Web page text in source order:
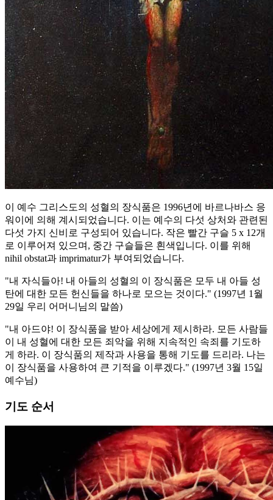
이 예수 그리스도의 성혈의 장식품은 1996년에 바르나바스 응
워이에 의해 계시되었습니다. 이는 예수의 다섯 상처와 관련된
다섯 가지 신비로 구성되어 있습니다. 작은 빨간 구슬 5 x 12개
로 이루어져 있으며, 중간 구슬들은 흰색입니다. 이를 위해
nihil obstat과 imprimatur가 부여되었습니다.
"내 자식들아! 내 아들의 성혈의 이 장식품은 모두 내 아들 성
탄에 대한 모든 헌신들을 하나로 모으는 것이다." (1997년 1월
29일 우리 어머니님의 말씀)
"내 아드야! 이 장식품을 받아 세상에게 제시하라. 모든 사람들
이 내 성혈에 대한 모든 죄악을 위해 지속적인 속죄를 기도하
게 하라. 이 장식품의 제작과 사용을 통해 기도를 드리라. 나는
이 장식품을 사용하여 큰 기적을 이루겠다." (1997년 3월 15일
예수님)
기도 순서